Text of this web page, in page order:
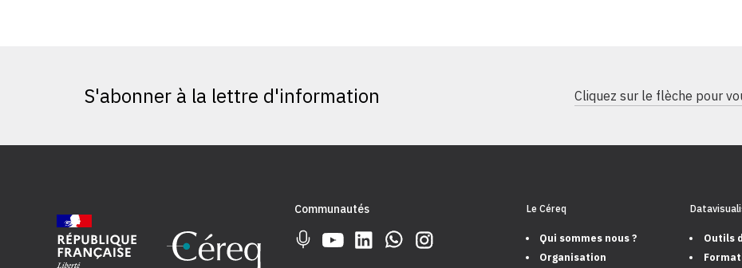
S'abonner à la lettre d'information Cliquez sur le flèche pour
Communautés Le Céreq
Qui sommes nous ?
Organisation
Outils